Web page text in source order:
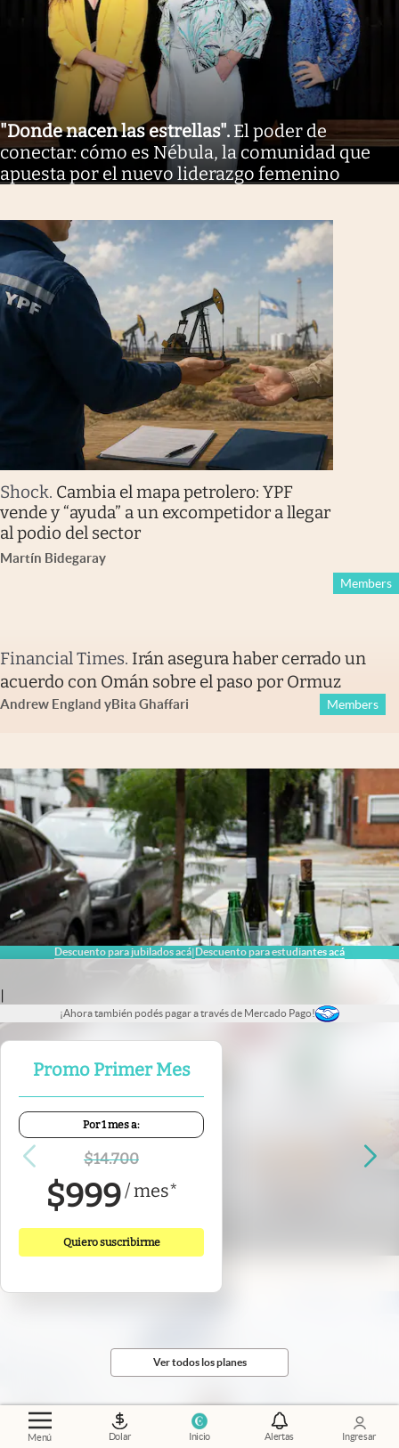
Menú Dolar Inicio Alertas Ingresar
Descuento para jubilados acá|Descuento para estudiantes acá
|
¡Ahora también podés pagar a través de Mercado Pago!
Promo Primer Mes
Por 1 mes a:
$14.700
$999/mes*
Quiero suscribirme
Ver todos los planes
"Donde nacen las estrellas". El poder de
conectar: cómo es Nébula, la comunidad que
apuesta por el nuevo liderazgo femenino
Shock. Cambia el mapa petrolero: YPF
vende y “ayuda” a un excompetidor a llegar
al podio del sector
Martín Bidegaray
Members
Financial Times. Irán asegura haber cerrado un
acuerdo con Omán sobre el paso por Ormuz
Andrew England yBita Ghaffari Members
Experiencias.Cocina sin timidez en una
esquina de barrio
Florencia Pulla